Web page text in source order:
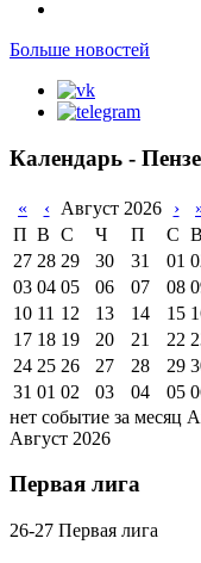
Больше новостей
Календарь -
« ‹ Август 2026 ›
П В С Ч П С В
27 28 29 30 31 01
03 04 05 06 07 08
10 11 12 13 14 15
17 18 19 20 21 22
24 25 26 27 28 29
31 01 02 03 04 05
нет событие за месяц
Август 2026
Первая лига
26-27 Первая лига